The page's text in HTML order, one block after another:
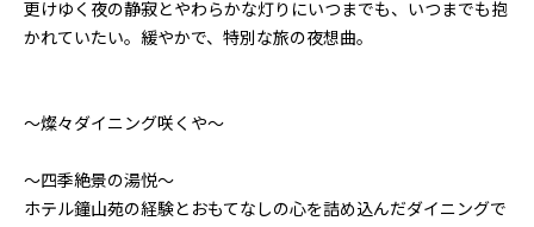
更けゆく夜の静寂とやわらかな灯りにいつまでも、いつまでも抱
かれていたい。緩やかで、特別な旅の夜想曲。
〜燦々ダイニング咲くや〜
〜四季絶景の湯悦〜
ホテル鐘山苑の経験とおもてなしの心を詰め込んだダイニングで